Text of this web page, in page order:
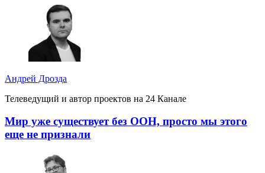
Андрей Дрозда
Телеведущий и автор проектов на 24 Канале
Мир уже существует без ООН, просто мы этого
еще не признали